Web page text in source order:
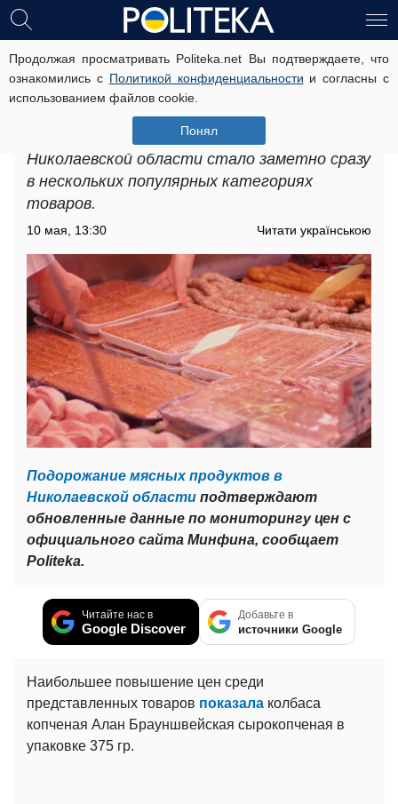
Продолжая просматривать Politeka.net Вы подтверждаете, что
ознакомились с Политикой конфиденциальности и согласны с
использованием файлов cookie.
Понял
Подорожание мясных продуктов в
Николаевской области: названы
цены
В мае подорожание мясных продуктов в
Николаевской области стало заметно сразу
в нескольких популярных категориях
товаров.
10 мая, 13:30 Читати українською
Подорожание мясных продуктов в
Николаевской области подтверждают
обновленные данные по мониторингу цен с
официального сайта Минфина, сообщает
Politeka.
Читайте нас в
Google Discover
Добавьте в
источники Google
Наибольшее повышение цен среди
представленных товаров показала колбаса
копченая Алан Брауншвейская сырокопченая в
упаковке 375 гр.